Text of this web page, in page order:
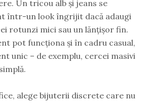
Un tricou alb și jeans se
într-un look îngrijit dacă adaugi
rotunzi mici sau un lănțișor fin.
pot funcționa și în cadru casual,
unic – de exemplu, cercei masivi
alege bijuterii discrete care nu